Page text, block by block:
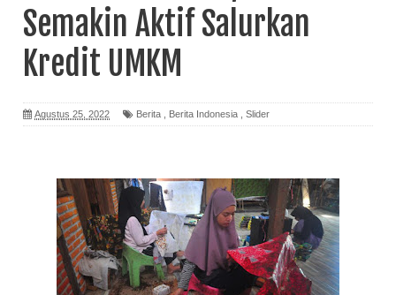
Semakin Aktif Salurkan
Kredit UMKM
Agustus 25, 2022 Berita Berita Indonesia Slider